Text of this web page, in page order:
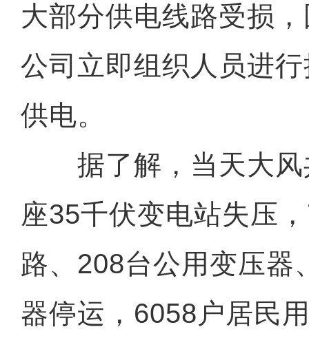
大部分供电线路受损
公司立即组织人员进
供电。
据了解，当天大风
座35千伏变电站失压
路、208台公用变压器
器停运，6058户居民